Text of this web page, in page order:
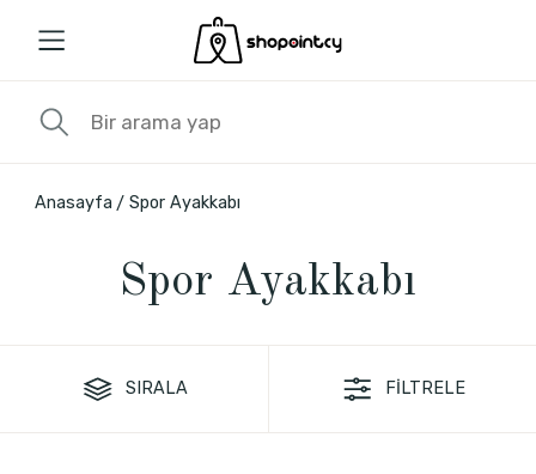
Anasayfa Spor Ayakkabı
Spor Ayakkabı
SIRALA FİLTRELE